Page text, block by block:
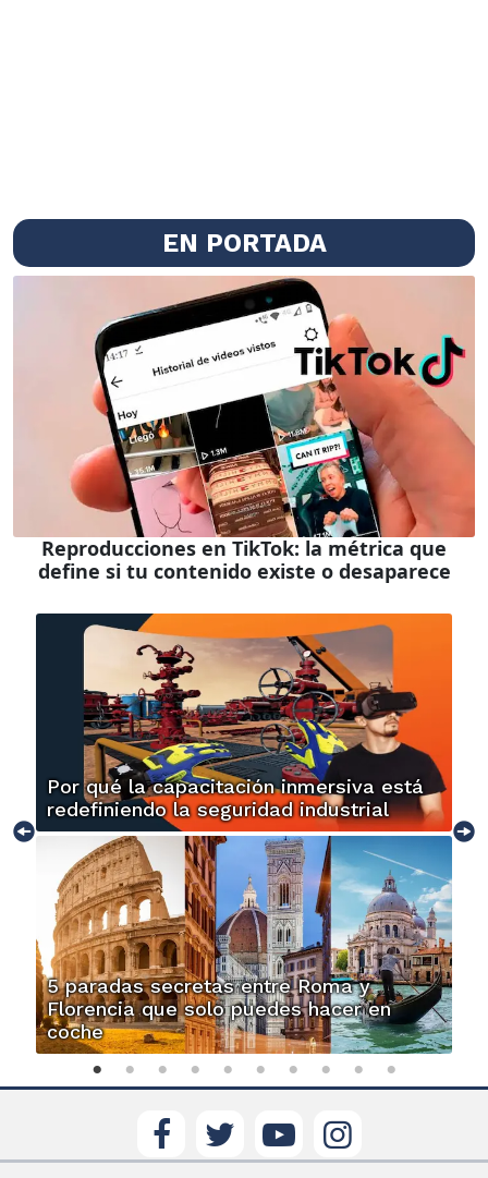
EN PORTADA
Reproducciones en TikTok: la métrica que
define si tu contenido existe o desaparece
Por qué la capacitación inmersiva está
redefiniendo la seguridad industrial
5 paradas secretas entre Roma y
Florencia que solo puedes hacer en
coche